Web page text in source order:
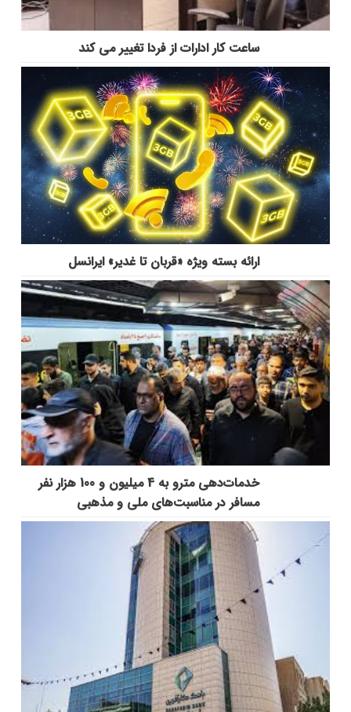
ساعت کار ادارات از فردا تغییر می کند
ارائه بسته ویژه «قربان تا غدیر» ایرانسل
خدمات‌دهي مترو به 4 ميليون و 100 هزار نفر
مسافر در مناسبت‌هاي ملي و مذهبي